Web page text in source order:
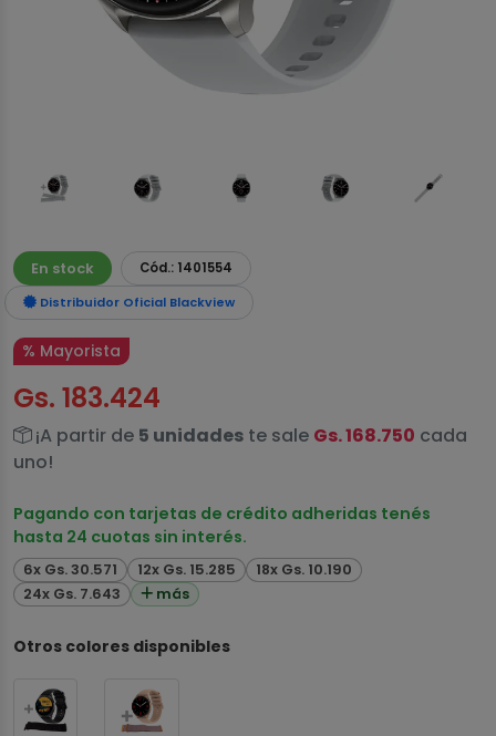
En stock
Cód.: 1401554
Distribuidor Oficial Blackview
% Mayorista
Gs. 183.424
¡A partir de 5 unidades te sale Gs. 168.750 cada
uno!
Pagando con tarjetas de crédito adheridas tenés
hasta 24 cuotas sin interés.
6x Gs. 30.571 12x Gs. 15.285
18x Gs. 10.190
24x Gs. 7.643
más
Otros colores disponibles